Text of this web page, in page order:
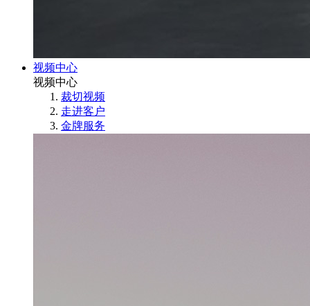
视频中心
视频中心
裁切视频
走进客户
金牌服务